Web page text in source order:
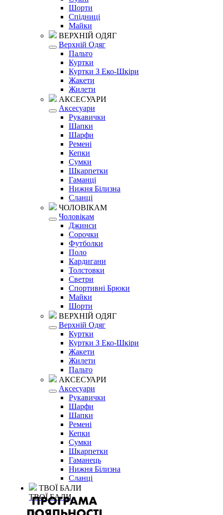
Шорти
Спідниці
Майки
ВЕРХНІЙ ОДЯГ
Верхній Одяг
Пальто
Куртки
Куртки З Еко-Шкіри
Жакети
Жилети
АКСЕСУАРИ
Аксесуари
Рукавички
Шапки
Шарфи
Ремені
Кепки
Сумки
Шкарпетки
Гаманці
Нижня Білизна
Сланці
ЧОЛОВІКАМ
Чоловікам
Джинси
Сорочки
Футболки
Поло
Кардигани
Толстовки
Светри
Спортивні Брюки
Майки
Шорти
ВЕРХНІЙ ОДЯГ
Верхній Одяг
Куртки
Куртки З Еко-Шкіри
Жакети
Жилети
Пальто
АКСЕСУАРИ
Аксесуари
Рукавички
Шарфи
Шапки
Ремені
Кепки
Сумки
Шкарпетки
Гаманець
Нижня Білизна
Сланці
ТВОЇ БАЛИ
ТВОЇ БАЛИ